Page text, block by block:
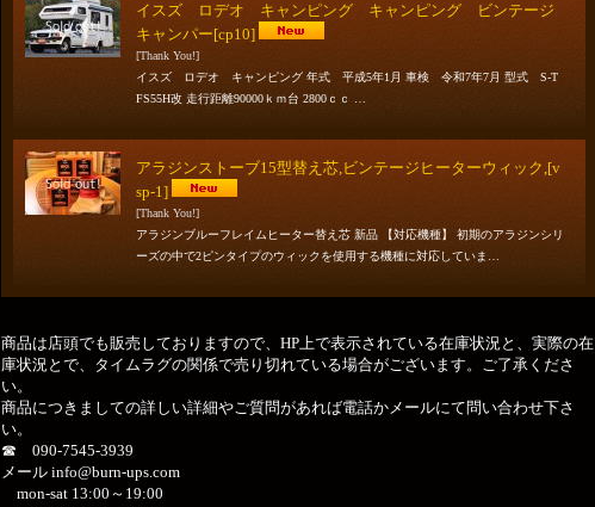
イスズ ロデオ キャンピング キャンピング ビンテージ
キャンパー[cp10]
[Thank You!]
イスズ ロデオ キャンピング 年式 平成5年1月 車検 令和7年7月 型式 S-T
FS55H改 走行距離90000ｋｍ台 2800ｃｃ …
アラジンストーブ15型替え芯,ビンテージヒーターウィック,[v
sp-1]
[Thank You!]
アラジンブルーフレイムヒーター替え芯 新品 【対応機種】 初期のアラジンシリ
ーズの中で2ピンタイプのウィックを使用する機種に対応していま…
商品は店頭でも販売しておりますので、HP上で表示されている在庫状況と、実際の在
庫状況とで、タイムラグの関係で売り切れている場合がございます。ご了承くださ
い。
商品につきましての詳しい詳細やご質問があれば電話かメールにて問い合わせ下さ
い。
☎ 090-7545-3939
メール info@burn-ups.com
mon-sat 13:00～19:00